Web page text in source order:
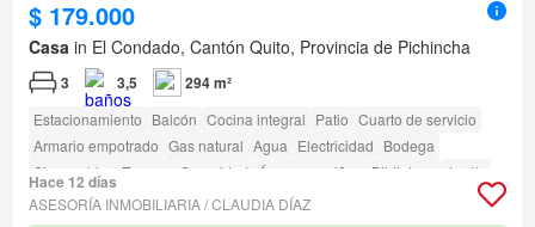
$ 179.000
Casa in El Condado, Cantón Quito, Provincia de Pichincha
3 3,5 294 m²
Estacionamiento Balcón Cocina integral Patio Cuarto de servicio
Armario empotrado Gas natural Agua Electricidad Bodega
Sin amoblar
Terraza Seguridad Área para niños Biblioteca
Jardín
Conserje
Parrilla Garita de guardianía
Hace 12 días
ASESORÍA INMOBILIARIA / CLAUDIA DÍAZ